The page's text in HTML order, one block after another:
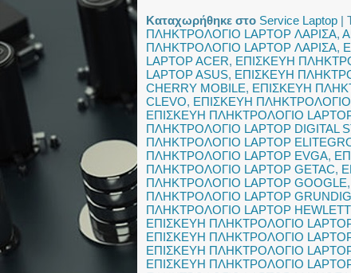
Καταχωρήθηκε στο Service Laptop |
ΠΛΗΚΤΡΟΛΟΓΙΟ LAPTOP ΛΑΡΙΣΑ,
ΠΛΗΚΤΡΟΛΟΓΙΟ LAPTOP ΛΑΡΙΣΑ,
LAPTOP ACER, ΕΠΙΣΚΕΥΗ
LAPTOP ASUS, ΕΠΙΣΚΕΥΗ
CHERRY MOBILE, ΕΠΙΣΚΕΥΗ
CLEVO, ΕΠΙΣΚΕΥΗ ΠΛΗΚΤΡΟΛΟΓΙΟ
ΕΠΙΣΚΕΥΗ ΠΛΗΚΤΡΟΛΟΓΙΟ
ΠΛΗΚΤΡΟΛΟΓΙΟ LAPTOP DIGITAL
ΠΛΗΚΤΡΟΛΟΓΙΟ LAPTOP
ΠΛΗΚΤΡΟΛΟΓΙΟ LAPTOP EVGA,
ΠΛΗΚΤΡΟΛΟΓΙΟ LAPTOP GETAC,
ΠΛΗΚΤΡΟΛΟΓΙΟ LAPTOP GOOGLE,
ΠΛΗΚΤΡΟΛΟΓΙΟ LAPTOP GRUNDIG
ΠΛΗΚΤΡΟΛΟΓΙΟ LAPTOP HEWLETT
ΕΠΙΣΚΕΥΗ ΠΛΗΚΤΡΟΛΟΓΙΟ
ΕΠΙΣΚΕΥΗ ΠΛΗΚΤΡΟΛΟΓΙΟ
ΕΠΙΣΚΕΥΗ ΠΛΗΚΤΡΟΛΟΓΙΟ
ΕΠΙΣΚΕΥΗ ΠΛΗΚΤΡΟΛΟΓΙΟ